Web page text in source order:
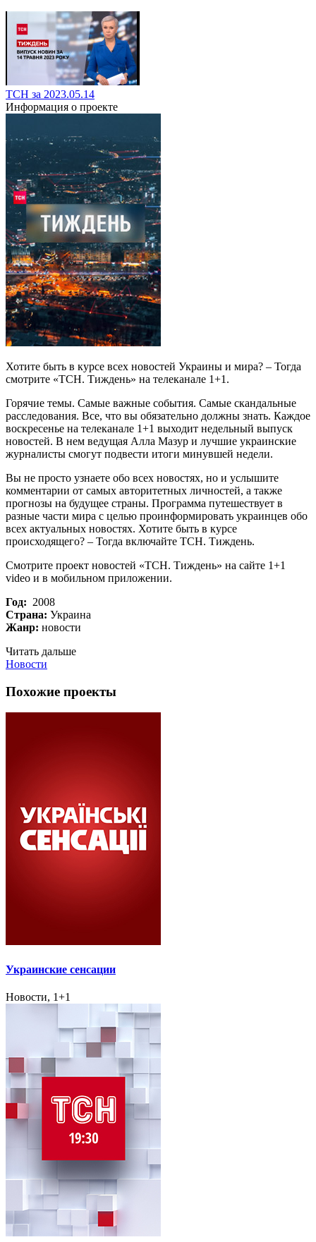
ТСН за 2023.05.14
Информация о проекте
Хотите быть в курсе всех новостей Украины и мира? – Тогда
смотрите «ТСН. Тиждень» на телеканале 1+1.
Горячие темы. Самые важные события. Самые скандальные
расследования. Все, что вы обязательно должны знать. Каждое
воскресенье на телеканале 1+1 выходит недельный выпуск
новостей. В нем ведущая Алла Мазур и лучшие украинские
журналисты смогут подвести итоги минувшей недели.
Вы не просто узнаете обо всех новостях, но и услышите
комментарии от самых авторитетных личностей, а также
прогнозы на будущее страны. Программа путешествует в
разные части мира с целью проинформировать украинцев обо
всех актуальных новостях. Хотите быть в курсе
происходящего? – Тогда включайте ТСН. Тиждень.
Смотрите проект новостей «ТСН. Тиждень» на сайте 1+1
video и в мобильном приложении.
Год: 2008
Страна: Украина
Жанр: новости
Читать дальше
Новости
Похожие проекты
Украинские сенсации
Новости, 1+1